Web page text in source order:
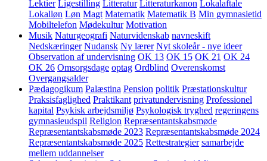
Lektier Ligestilling Litteratur Litteraturkanon Lokalaftale
Lokalløn Løn Magt Matematik Matematik B Min gymnasietid
Mobiltelefon Mødekultur Motivation
Musik Naturgeografi Naturvidenskab navneskift
Nedskæringer Nudansk Ny lærer Nyt skoleår - nye ideer
Observation af undervisning OK 13 OK 15 OK 21 OK 24
OK 26 Omsorgsdage optag Ordblind Overenskomst
Overgangsalder
Pædagogikum Palæstina Pension politik Præstationskultur
Praksisfaglighed Praktikant privatundervisning Professionel
kapital Psykisk arbejdsmiljø Psykologisk tryghed regeringens
gymnasieudspil Religion Repræsentantskabsmøde
Repræsentantskabsmøde 2023 Repræsentantskabsmøde 2024
Repræsentantskabsmøde 2025 Rettestrategier samarbejde
mellem uddannelser